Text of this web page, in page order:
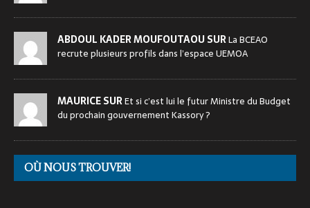
ABDOUL KADER MOUFOUTAOU SURLa BCEAO
recrute plusieurs profils dans l’espace UEMOA
MAURICE SUREt si c’est lui le futur Ministre du Budget
du prochain gouvernement Kassory ?
OÙ NOUS TROUVER!